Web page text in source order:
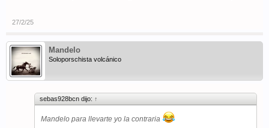
27/2/25
Mandelo
Soloporschista volcánico
sebas928bcn dijo: ↑
Mandelo para llevarte yo la contraria